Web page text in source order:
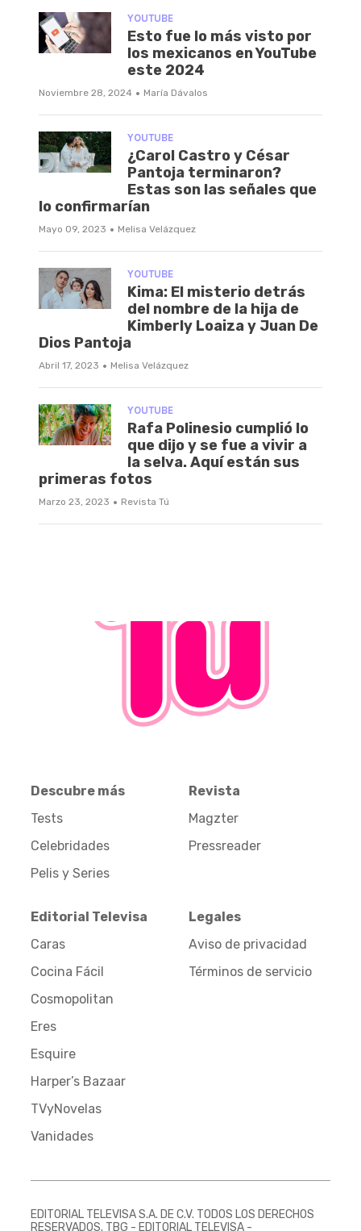
YOUTUBE
Esto fue lo más visto por
los mexicanos en YouTube
este 2024
Noviembre 28, 2024 · María Dávalos
YOUTUBE
¿Carol Castro y César
Pantoja terminaron?
Estas son las señales que
lo confirmarían
Mayo 09, 2023 · Melisa Velázquez
YOUTUBE
Kima: El misterio detrás
del nombre de la hija de
Kimberly Loaiza y Juan De
Dios Pantoja
Abril 17, 2023 · Melisa Velázquez
YOUTUBE
Rafa Polinesio cumplió lo
que dijo y se fue a vivir a
la selva. Aquí están sus
primeras fotos
Marzo 23, 2023 · Revista Tú
Descubre más
Tests
Celebridades
Pelis y Series
Revista
Magzter
Pressreader
Editorial Televisa
Caras
Cocina Fácil
Cosmopolitan
Eres
Esquire
Harper’s Bazaar
TVyNovelas
Vanidades
Legales
Aviso de privacidad
Términos de servicio
EDITORIAL TELEVISA S.A. DE C.V. TODOS LOS DERECHOS
RESERVADOS. TBG - EDITORIAL TELEVISA -